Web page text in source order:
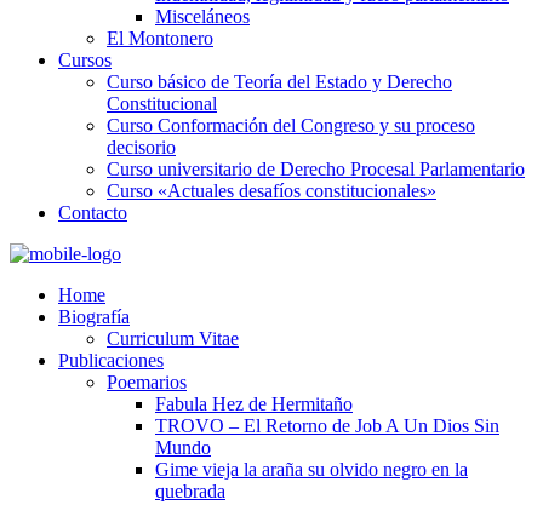
Misceláneos
El Montonero
Cursos
Curso básico de Teoría del Estado y Derecho
Constitucional
Curso Conformación del Congreso y su proceso
decisorio
Curso universitario de Derecho Procesal Parlamentario
Curso «Actuales desafíos constitucionales»
Contacto
Home
Biografía
Curriculum Vitae​
Publicaciones
Poemarios
Fabula Hez de Hermitaño
TROVO – El Retorno de Job A Un Dios Sin
Mundo
Gime vieja la araña su olvido negro en la
quebrada